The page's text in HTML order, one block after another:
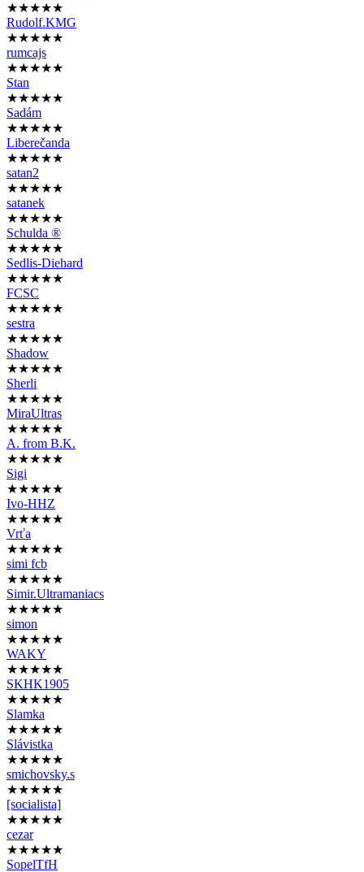
★★★★★
Rudolf.KMG
★★★★★
rumcajs
★★★★★
Stan
★★★★★
Sadám
★★★★★
Liberečanda
★★★★★
satan2
★★★★★
satanek
★★★★★
Schulda ®
★★★★★
Sedlis-Diehard
★★★★★
FCSC
★★★★★
sestra
★★★★★
Shadow
★★★★★
Sherli
★★★★★
MiraUltras
★★★★★
A. from B.K.
★★★★★
Sigi
★★★★★
Ivo-HHZ
★★★★★
Vrťa
★★★★★
simi fcb
★★★★★
Simir.Ultramaniacs
★★★★★
simon
★★★★★
WAKY
★★★★★
SKHK1905
★★★★★
Slamka
★★★★★
Slávistka
★★★★★
smichovsky.s
★★★★★
[socialista]
★★★★★
cezar
★★★★★
SopelTfH